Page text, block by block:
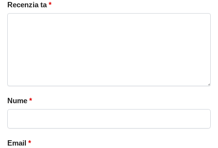
Recenzia ta*
Nume *
Email *